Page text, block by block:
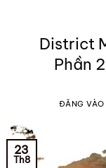
District
Phần
ĐĂNG VÀO
23
Th8